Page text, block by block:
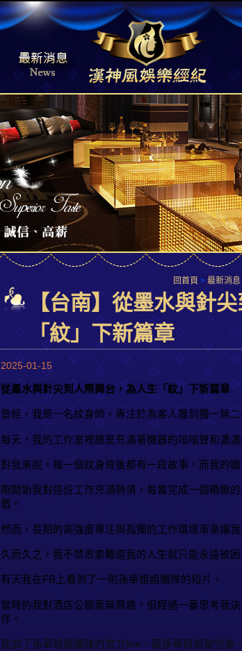
回首頁 > 最新消息
【台南】從墨水與針
「紋」下新篇章
2025-01-15
從墨水與針尖到人際舞台，為人生「紋」下新篇章
曾經，我是一名紋身師，專注於為客人雕刻獨一無二
每天，我的工作室裡總是充滿著機器的嗡嗡聲和濃濃
對我來說，每一個紋身背後都有一段故事，而我的
剛開始我對這份工作充滿熱情，每當完成一個精緻
傲。
然而，長期的高強度專注與孤獨的工作環境漸漸讓我
久而久之，我不禁思索難道我的人生就只能永遠被
有天我在FB上看到了一則孫華姐姐團隊的短片。
當時的我對酒店公關豪無興趣，但經過一番思考我
作。
我加了孫華姐姐團隊的官方line，跟孫華姐姐聊完後